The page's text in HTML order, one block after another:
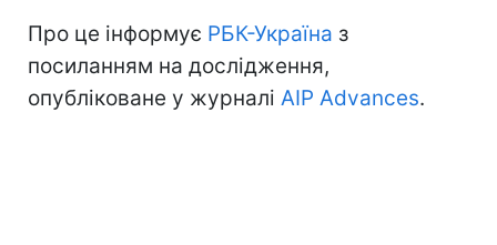
Про це інформує РБК-Україна з
посиланням на дослідження,
опубліковане у журналі AIP Advances.